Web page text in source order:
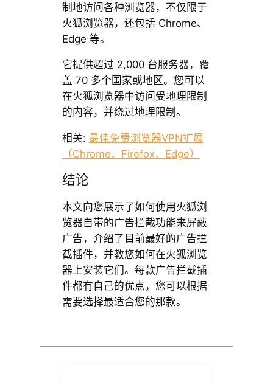
制地访问各种浏览器，不仅限于
火狐浏览器，还包括 Chrome、
Edge 等。
它提供超过 2,000 台服务器，覆
盖 70 多个国家或地区。您可以
在火狐浏览器中访问受地理限制
的内容，并绕过地理限制。
相关: 最佳免费浏览器VPN扩展
（Chrome、Firefox、Edge）
结论
本文向您展示了如何使用火狐浏
览器自带的广告拦截功能来屏蔽
广告，介绍了目前最好的广告拦
截插件，并教您如何在火狐浏览
器上安装它们。每款广告拦截插
件都有自己的优点，您可以根据
需要选择最适合您的那款。